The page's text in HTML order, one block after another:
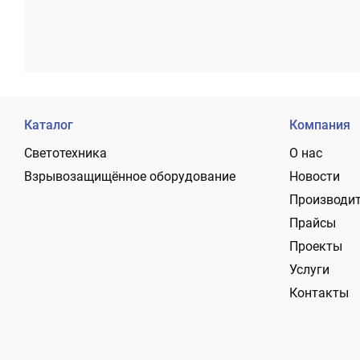
Каталог
Светотехника
Взрывозащищённое оборудование
Компания
О нас
Новости
Прайсы
Проекты
Услуги
Контакты